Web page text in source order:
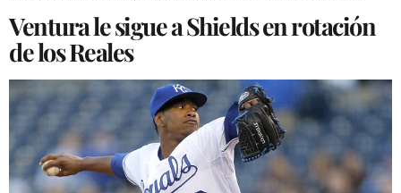
Ventura le sigue a Shields en rotación
de los Reales